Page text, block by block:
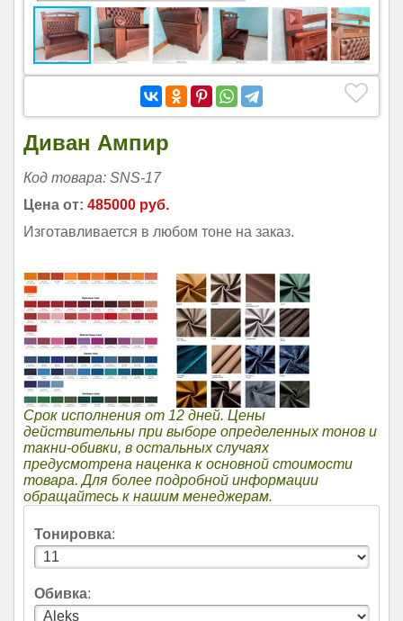
Диван Ампир
Код товара: SNS-17
Цена от: 485000 руб.
Изготавливается в любом тоне на заказ.
Срок исполнения от 12 дней. Цены
действительны при выборе определенных тонов и
такни-обивки, в остальных случаях
предусмотрена наценка к основной стоимости
товара. Для более подробной информации
обращайтесь к нашим менеджерам.
Тонировка:
Обивка: